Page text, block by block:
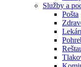
Služby a
Pošta